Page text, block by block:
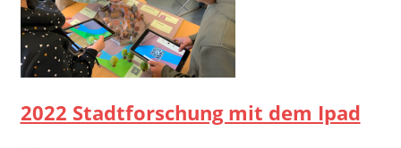
2022 Stadtforschung mit dem Ipad